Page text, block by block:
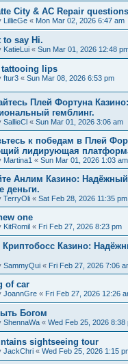
City & AC Repair questions
LillieGe « Mon Mar 02, 2026 6:47 am
to say Hi.
KatieLui « Sun Mar 01, 2026 12:48
lips
ftur3 « Sun Mar 08, 2026 6:53 pm
Плей Фортуна
гемблинг.
SallieCl « Sun Mar 01, 2026 3:06 am
к победам в Плей
лидирующая
Martina1 « Sun Mar 01, 2026 1:03 am
Анлим Казино:
деньги.
TerryOli « Sat Feb 28, 2026 11:35 pm
one
KitRomil « Fri Feb 27, 2026 8:23 pm
Криптобосс Казино:
SammyQui « Fri Feb 27, 2026 7:06
of car
JoannGre « Fri Feb 27, 2026 12:26
Богом
ShennaWa « Wed Feb 25, 2026 8:38
sightseeing tour
JackChri « Wed Feb 25, 2026 1:15